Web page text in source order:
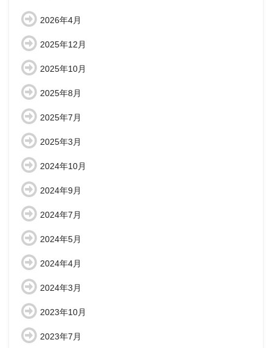
2026年4月
2025年12月
2025年10月
2025年8月
2025年7月
2025年3月
2024年10月
2024年9月
2024年7月
2024年5月
2024年4月
2024年3月
2023年10月
2023年7月